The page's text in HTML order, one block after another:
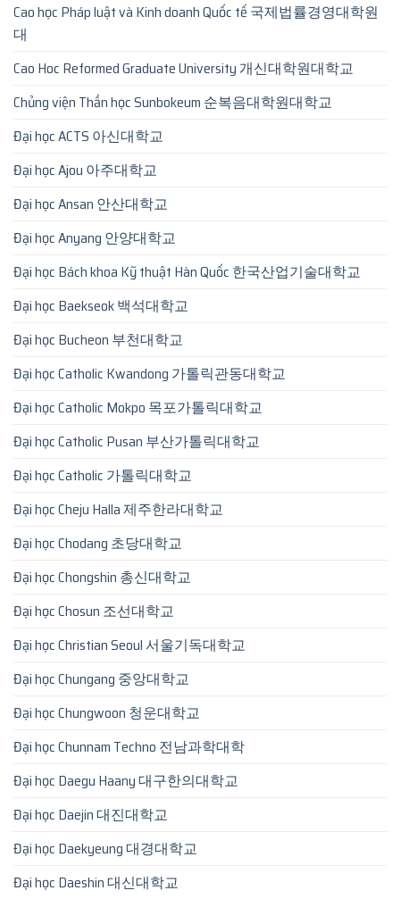
Cao học Pháp luật và Kinh doanh Quốc tế 국제법률경영대학원
대
Cao Hoc Reformed Graduate University 개신대학원대학교
Chủng viện Thần học Sunbokeum 순복음대학원대학교
Đại học ACTS 아신대학교
Đại học Ajou 아주대학교
Đại học Ansan 안산대학교
Đại học Anyang 안양대학교
Đại học Bách khoa Kỹ thuật Hàn Quốc 한국산업기술대학교
Đại học Baekseok 백석대학교
Đại học Bucheon 부천대학교
Đại học Catholic Kwandong 가톨릭관동대학교
Đại học Catholic Mokpo 목포가톨릭대학교
Đại học Catholic Pusan 부산가톨릭대학교
Đại học Catholic 가톨릭대학교
Đại học Cheju Halla 제주한라대학교
Đại học Chodang 초당대학교
Đại học Chongshin 총신대학교
Đại học Chosun 조선대학교
Đại học Christian Seoul 서울기독대학교
Đại học Chungang 중앙대학교
Đại học Chungwoon 청운대학교
Đại học Chunnam Techno 전남과학대학
Đại học Daegu Haany 대구한의대학교
Đại học Daejin 대진대학교
Đại học Daekyeung 대경대학교
Đại học Daeshin 대신대학교